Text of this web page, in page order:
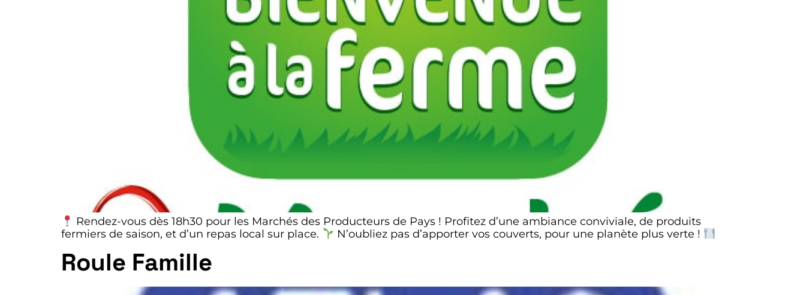
Rendez-vous dès 18h30 pour les Marchés des Producteurs de Pays ! Profitez d’une ambiance conviviale, de produits
fermiers de saison, et d’un repas local sur place.
N’oubliez pas d’apporter vos couverts, pour une planète plus verte !
Roule Famille